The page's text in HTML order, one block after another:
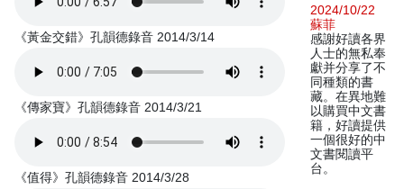
《黃金交錯》孔韻德錄音 2014/3/14
《傳家寶》孔韻德錄音 2014/3/21
《值得》孔韻德錄音 2014/3/28
2024/10/22
蘇菲
感謝好讀各界
人士的無私奉
獻并分享了不
同種類的書
藏。在異地難
以購買中文書
籍，好讀提供
一個很好的中
文書閱讀平
台。